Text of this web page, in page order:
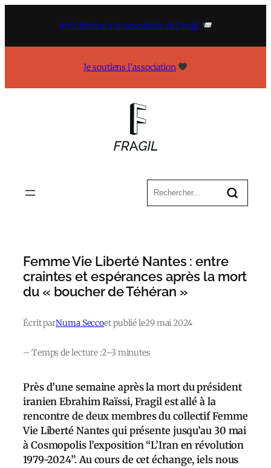
Je m’abonne à la newsletter de Fragil
Je soutiens l’association
Femme Vie Liberté Nantes : entre
craintes et espérances après la mort
du « boucher de Téhéran »
Écrit parNuma Seccoet publié le29 mai 2024
– Temps de lecture :2–3 minutes
Près d’une semaine après la mort du président
iranien Ebrahim Raïssi, Fragil est allé à la
rencontre de deux membres du collectif Femme
Vie Liberté Nantes qui présente jusqu’au 30 mai
à Cosmopolis l’exposition “L’Iran en révolution
1979-2024”. Au cours de cet échange, iels nous